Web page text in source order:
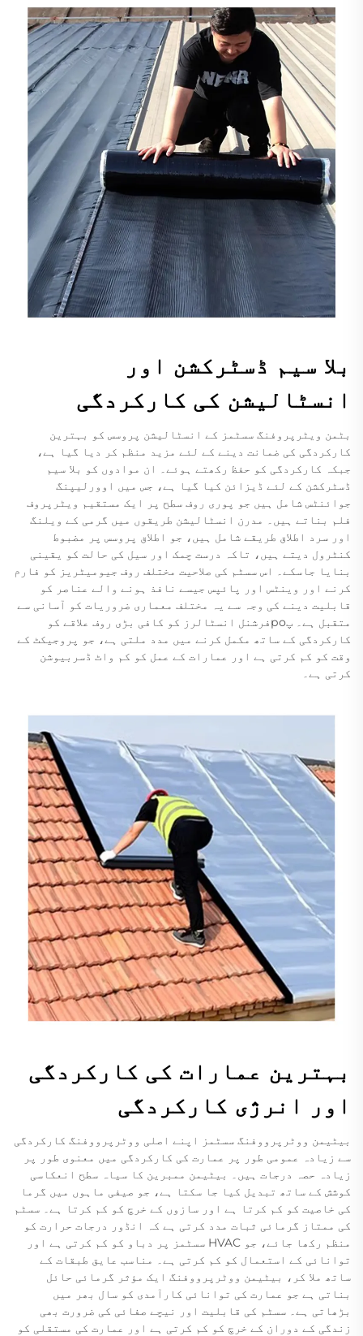
بلا سیم ڈسٹرکشن اور
انسٹالیشن کی کارکردگی
بٹمن ویٹرپروفنگ سسٹمز کے انسٹالیشن پروسس کو بہترین
کارکردگی کی ضمانت دینے کے لئے مزید منظم کر دیا گیا ہے،
جبکہ کارکردگی کو حفظ رکھتے ہوئے۔ ان موادوں کو بلا سیم
ڈسٹرکشن کے لئے ڈیزائن کیا گیا ہے، جس میں اوورلیپنگ
جوائنٹس شامل ہیں جو پوری روف سطح پر ایک مستقیم ویٹرپروف
فلم بناتے ہیں۔ مدرن انسٹالیشن طریقوں میں گرمی کے ویلنگ
اور سرد اطلاق طریقے شامل ہیں، جو اطلاق پروسس پر مضبوط
کنٹرول دیتے ہیں، تاکہ درست چمک اور سیل کی حالت کو یقینی
بنایا جاسکے۔ اس سسٹم کی صلاحیت مختلف روف جیومیٹریز کو فارم
کرنے اور وینٹس اور پائپس جیسے نافذ ہونے والے عناصر کو
قابلیت دینے کی وجہ سے یہ مختلف معماری ضروریات کو آسانی سے
متقبل ہے۔ پроفرشنل انسٹالرز کو کافی بڑی روف علاقے کو
کارکردگی کے ساتھ مکمل کرنے میں مدد ملتی ہے، جو پروجیکٹ کے
وقت کو کم کرتی ہے اور عمارات کے عمل کو کم واٹ ڈسربیوشن
کرتی ہے۔
بہترین عمارات کی کارکردگی
اور انرژی کارکردگی
بیٹیمن ووٹرپرووفنگ سسٹمز اپنے اصلی ووٹرپرووفنگ کارکردگی
سے زیادہ عمومی طور پر عمارت کی کارکردگی میں معنوی طور پر
زیادہ حصہ درجات ہیں۔ بیٹیمن ممبرین کا سیاہ سطح انعکاسی
کوشش کے ساتھ تبدیل کیا جا سکتا ہے، جو صيفی ماہوں میں گرما
کی خاصیت کو کم کرتا ہے اور سازوں کے خرچ کو کم کرتا ہے۔ سسٹم
کی ممتاز گرمائی ثبات مدد کرتی ہے کہ انڈور درجات حرارت کو
منظم رکھا جائے، جو HVAC سسٹمز پر دباو کو کم کرتی ہے اور
توانائی کے استعمال کو کم کرتی ہے۔ مناسب عایق طبقات کے
ساتھ ملا کر، بیٹیمن ووٹرپرووفنگ ایک مؤثر گرمائی حائل
بناتی ہے جو عمارت کی توانائی کارآمدی کو سال بھر میں
بڑھاتی ہے۔ سسٹم کی قابلیت اور نیچے صفائی کی ضرورت بھی
زندگی کے دوران کے خرچ کو کم کرتی ہے اور عمارت کی مستقلی کو